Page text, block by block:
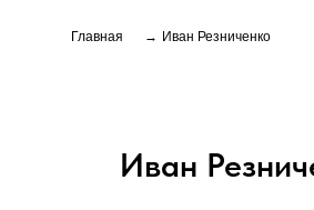
Главная Иван Резниченко
→
Иван